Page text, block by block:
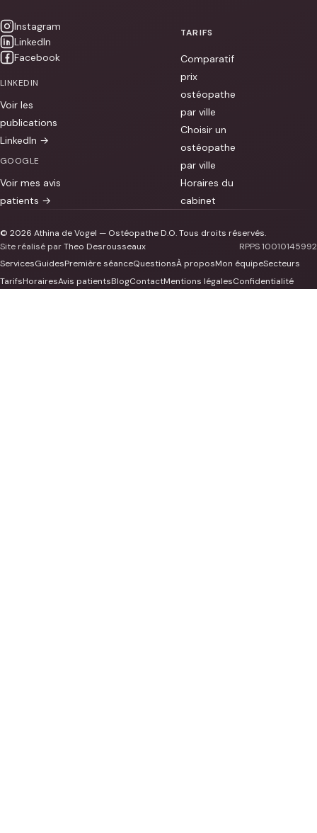
Instagram
LinkedIn
Facebook
LINKEDIN
Voir les
publications
LinkedIn →
GOOGLE
Voir mes avis
patients →
TARIFS
Comparatif
prix
ostéopathe
par ville
Choisir un
ostéopathe
par ville
Horaires du
cabinet
© 2026 Athina de Vogel — Ostéopathe D.O. Tous droits réservés.
Site réalisé parTheo Desrousseaux
RPPS 10010145992
ServicesGuidesPremière séanceQuestionsÀ proposMon équipeSecteurs
TarifsHorairesAvis patientsBlogContactMentions légalesConfidentialité